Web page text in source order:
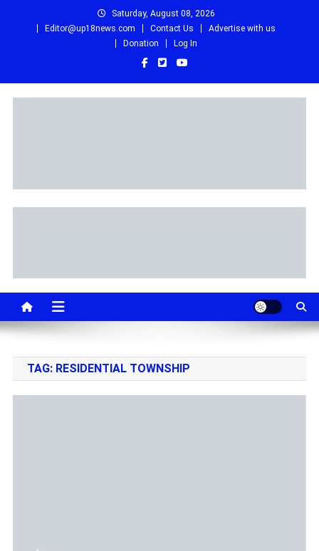
Saturday, August 08, 2026
Editor@up18news.com
Contact Us
Advertise with us
Donation
Log In
Up18 News
TAG: RESIDENTIAL TOWNSHIP